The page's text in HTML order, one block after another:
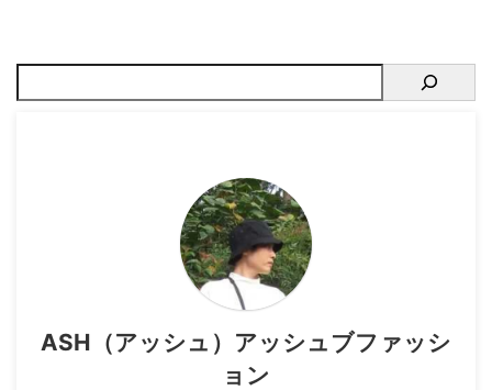
ハヤシシュウヘイ / RetroPics.
ント 【見栄えを良くする】と
ころに着眼し、ロングコート
ングコートはダサい、という
のは嘘で、ちゃんと似合 ...
ASH（アッシュ）アッシュブファッシ
ョン